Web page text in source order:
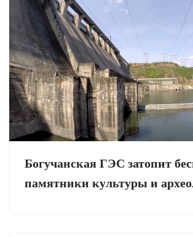
Богучанская ГЭС затопит
памятники культуры и